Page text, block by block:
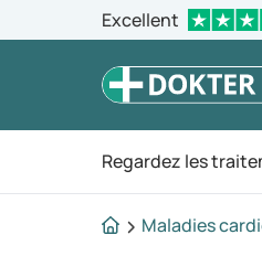
Excellent
Regardez les
Maladies